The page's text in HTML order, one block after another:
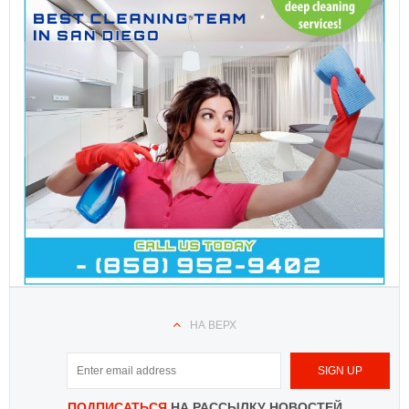
НА ВЕРХ